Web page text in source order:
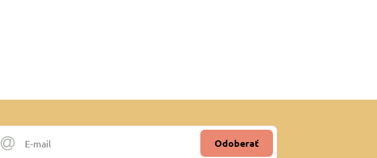
Odoberať